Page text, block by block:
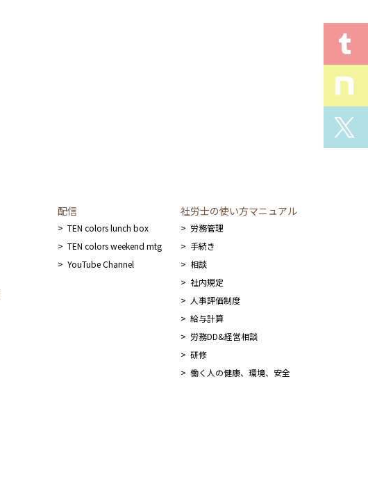
配信
TEN colors lunch box
TEN colors weekend mtg
YouTube Channel
社労士の使い方マニュアル
労務管理
手続き
相談
社内規定
人事評価制度
給与計算
労務DD&経営相談
研修
働く人の健康、環境、安全